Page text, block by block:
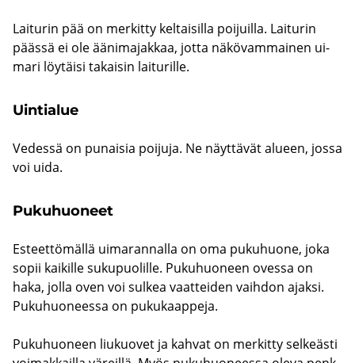
Lai­tu­rin pää on mer­kit­ty kel­tai­sil­la poi­juil­la. Lai­tu­rin
pääs­sä ei ole ää­ni­ma­jak­kaa, jotta nä­kö­vam­mai­nen ui­
ma­ri löy­täi­si ta­kai­sin lai­tu­ril­le.
Uin­tia­lue
Ve­des­sä on pu­nai­sia poi­ju­ja. Ne näyt­tä­vät alu­een, jossa
voi uida.
Pu­ku­huo­neet
Es­teet­tö­mäl­lä ui­ma­ran­nal­la on oma pu­ku­huo­ne, joka
sopii kai­kil­le su­ku­puo­lil­le. Pu­ku­huo­neen oves­sa on
haka, jolla oven voi sul­kea vaat­tei­den vaih­don ajak­si.
Pu­ku­huo­nees­sa on pu­ku­kaap­pe­ja.
Pu­ku­huo­neen liu­kuo­vet ja kah­vat on mer­kit­ty sel­keäs­ti